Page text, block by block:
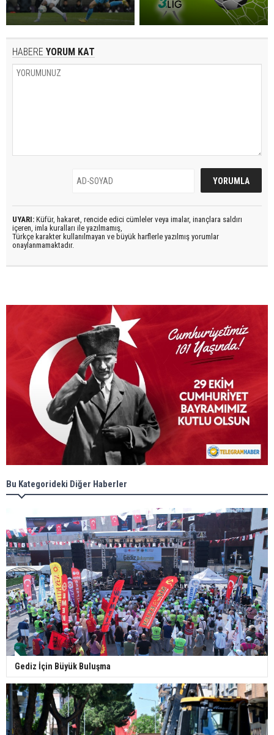
HABERE YORUM KAT
UYARI: Küfür, hakaret, rencide edici cümleler veya imalar, inançlara saldırı
içeren, imla kuralları ile yazılmamış,
Türkçe karakter kullanılmayan ve büyük harflerle yazılmış yorumlar
onaylanmamaktadır.
Bu Kategorideki Diğer Haberler
Gediz İçin Büyük Buluşma